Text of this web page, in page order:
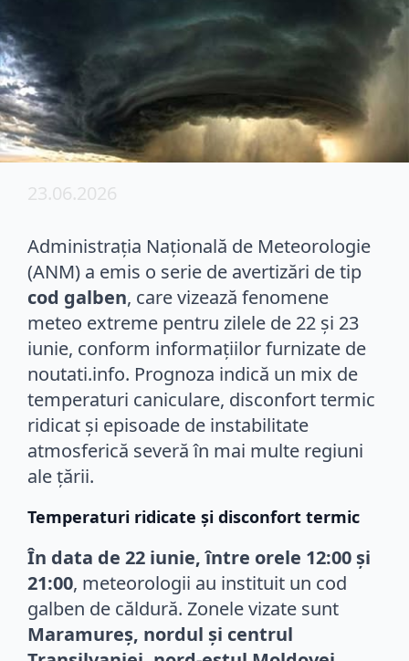
23.06.2026
Administrația Națională de Meteorologie
(ANM) a emis o serie de avertizări de tip
cod galben, care vizează fenomene
meteo extreme pentru zilele de 22 și 23
iunie, conform informațiilor furnizate de
noutati.info. Prognoza indică un mix de
temperaturi caniculare, disconfort termic
ridicat și episoade de instabilitate
atmosferică severă în mai multe regiuni
ale țării.
Temperaturi ridicate și disconfort termic
În data de 22 iunie, între orele 12:00 și
21:00, meteorologii au instituit un cod
galben de căldură. Zonele vizate sunt
Maramureș, nordul și centrul